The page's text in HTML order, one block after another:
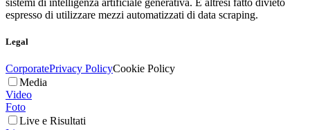
sistemi di intelligenza artificiale generativa. È altresì fatto divieto
espresso di utilizzare mezzi automatizzati di data scraping.
Legal
CorporatePrivacy PolicyCookie Policy
Media
Video
Foto
Live e Risultati